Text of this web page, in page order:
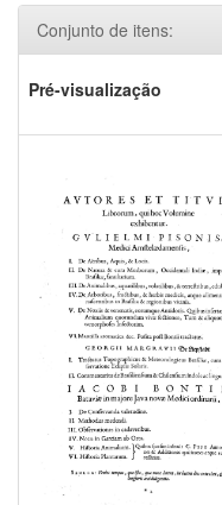
Conjunto de itens:
Pré-visualização